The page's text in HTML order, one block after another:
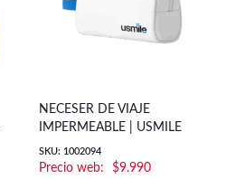
NECESER DE VIAJE
IMPERMEABLE | USMILE
SKU: 1002094
$9.990